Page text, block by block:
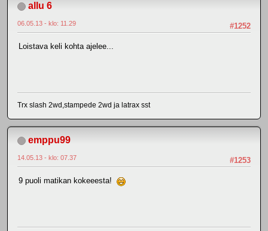
allu 6
#1252
06.05.13 - klo: 11.29
Loistava keli kohta ajelee...
Trx slash 2wd,stampede 2wd ja latrax sst
emppu99
#1253
14.05.13 - klo: 07.37
9 puoli matikan kokeeesta!